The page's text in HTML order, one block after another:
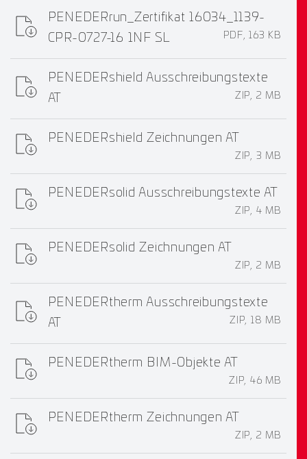
PENEDERrun_Zertifikat 16034_1139-
CPR-0727-16 1NF SL
PDF, 163 KB
PENEDERshield Ausschreibungstexte
AT
ZIP, 2 MB
PENEDERshield Zeichnungen AT
ZIP, 3 MB
PENEDERsolid Ausschreibungstexte AT
ZIP, 4 MB
PENEDERsolid Zeichnungen AT
ZIP, 2 MB
PENEDERtherm Ausschreibungstexte
AT
ZIP, 18 MB
PENEDERtherm BIM-Objekte AT
ZIP, 46 MB
PENEDERtherm Zeichnungen AT
ZIP, 2 MB